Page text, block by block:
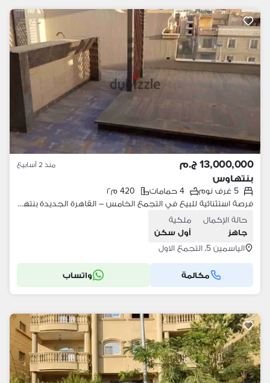
13,000,000 ج.م منذ 2 أسابيع
بنتهاوس
5 غرف نوم 4 حمامات
420 م٢
فرصة استثنائية للبيع في التجمع الخامس – القاهرة الجديدة بنتهاوس منفصل بمواصفات نادرة ومساحة كبيرة في أرقى مناطق القاهرة الجديدة الموقع: التجمع الخامس – القاهرة الجديدة المساحة: 420 متر الاستلام: فوري تفاصيل الوحدة: • 4 غرف نوم واسعة • منه
حالة الإكمال
جاهز
ملكية
أول سكن
الياسمين 5، التجمع الاول
مكالمة واتساب